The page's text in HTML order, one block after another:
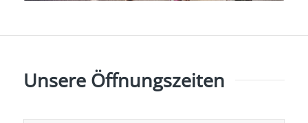
Unsere Öffnungszeiten